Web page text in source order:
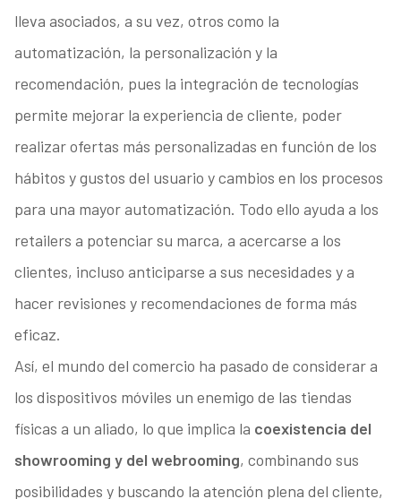
lleva asociados, a su vez, otros como la
automatización, la personalización y la
recomendación, pues la integración de tecnologías
permite mejorar la experiencia de cliente, poder
realizar ofertas más personalizadas en función de los
hábitos y gustos del usuario y cambios en los procesos
para una mayor automatización. Todo ello ayuda a los
retailers a potenciar su marca, a acercarse a los
clientes, incluso anticiparse a sus necesidades y a
hacer revisiones y recomendaciones de forma más
eficaz.
Así, el mundo del comercio ha pasado de considerar a
los dispositivos móviles un enemigo de las tiendas
físicas a un aliado, lo que implica la coexistencia del
showrooming y del webrooming, combinando sus
posibilidades y buscando la atención plena del cliente,